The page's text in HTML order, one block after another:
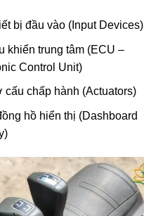
bị đầu vào (Input Devices)
khiển trung tâm (ECU –
Control Unit)
cấu chấp hành (Actuators)
hồ hiển thị (Dashboard